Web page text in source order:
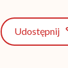
Udostępnij